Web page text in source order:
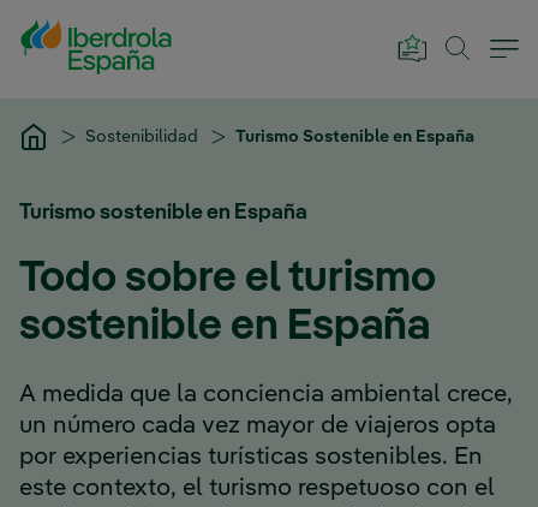
Saltar al contenido principal
Sostenibilidad Turismo Sostenible en España
Turismo sostenible en España
Todo sobre el turismo
sostenible en España
A medida que la conciencia ambiental crece,
un número cada vez mayor de viajeros opta
por experiencias turísticas sostenibles. En
este contexto, el turismo respetuoso con el